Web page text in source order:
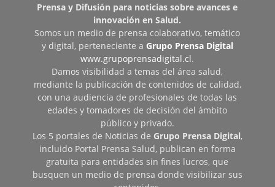
Prensa y Difusión para noticias sobre avances e
innovación en Salud.
Somos un medio de prensa colaborativo, temático
y digital, perteneciente a Grupo Prensa Digital
www.grupoprensadigital.cl.
Damos visibilidad a temas del área salud,
mediante la publicación de contenidos de calidad,
con una audiencia de profesionales de todas las
edades y tomadores de decisión del ámbito
público y privado.
Los 5 portales de Noticias de Grupo Prensa Digital,
incluido Portal Prensa Salud, publican en forma
gratuita para entidades sin fines lucros, que
busquen un medio de prensa donde visibilizar sus